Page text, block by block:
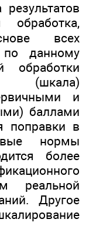
результатов
всех
по данному
обработки
(шкала)
и
баллами
поправки в
нормы
более
реальной
Другое